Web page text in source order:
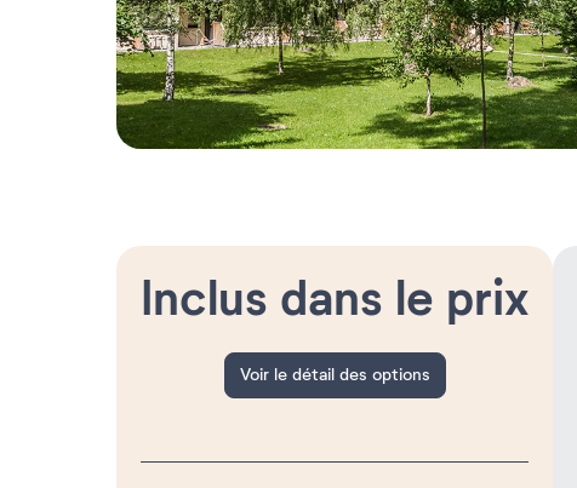
Inclus dans le prix
Voir le détail des options